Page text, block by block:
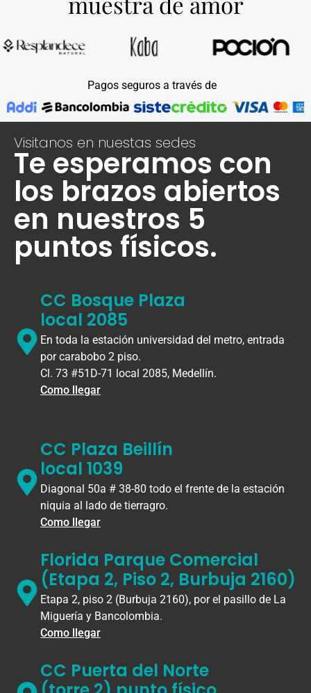
Pagos seguros a través de
Visitanos en nuestas sedes
Te esperamos con
los brazos abiertos
en nuestros 5
puntos físicos.
CC Bosque Plaza
local 2085
En toda la estación universidad del metro, entrada
por carabobo 2 piso.
Cl. 73 #51D-71 local 2085, Medellín.
Como llegar
CC Plaza Beillín
local 1039
Diagonal 50a # 38-80 todo el frente de la estación
niquia al lado de tierragro.
Como llegar
Florida Parque Comercial
(Etapa 2, Piso 2, Burbuja 2160)
Etapa 2, piso 2 (Burbuja 2160), por el pasillo de La
Miguería y Bancolombia.
Como llegar
CC Puerta del Norte